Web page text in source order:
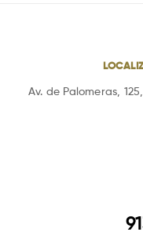
Av. de Palomeras,